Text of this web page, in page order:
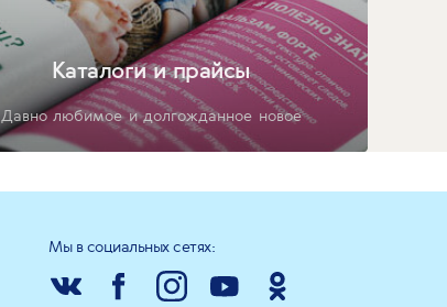
Каталоги и прайсы
Давно любимое и долгожданное новое
Мы в социальных сетях: